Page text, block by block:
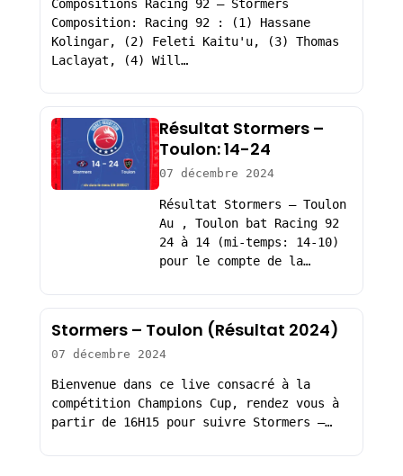
Compositions Racing 92 – Stormers
Composition: Racing 92 : (1) Hassane
Kolingar, (2) Feleti Kaitu'u, (3) Thomas
Laclayat, (4) Will…
Résultat Stormers –
Toulon: 14-24
07 décembre 2024
Résultat Stormers – Toulon
Au , Toulon bat Racing 92
24 à 14 (mi-temps: 14-10)
pour le compte de la…
Stormers – Toulon (Résultat 2024)
07 décembre 2024
Bienvenue dans ce live consacré à la
compétition Champions Cup, rendez vous à
partir de 16H15 pour suivre Stormers –…